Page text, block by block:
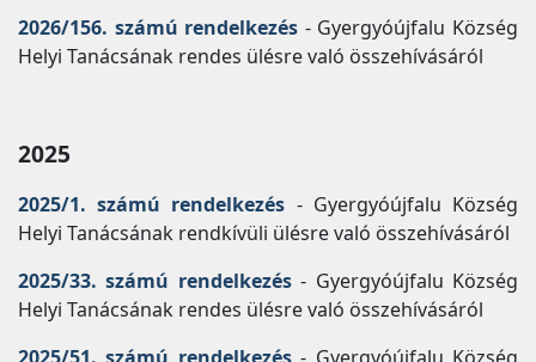
2026/156. számú rendelkezés - Gyergyóújfalu Község
Helyi Tanácsának rendes ülésre való összehívásáról
2025
2025/1. számú rendelkezés - Gyergyóújfalu Község
Helyi Tanácsának rendkívüli ülésre való összehívásáról
2025/33. számú rendelkezés- Gyergyóújfalu Község
Helyi Tanácsának rendes ülésre való összehívásáról